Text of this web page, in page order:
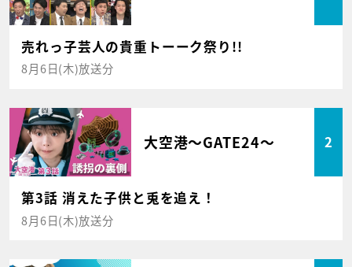
売れっ子芸人の貴重トーーク祭り!!
8月6日(木)放送分
大空港～GATE24～ 2
第3話 消えた子供と兎を追え！
8月6日(木)放送分